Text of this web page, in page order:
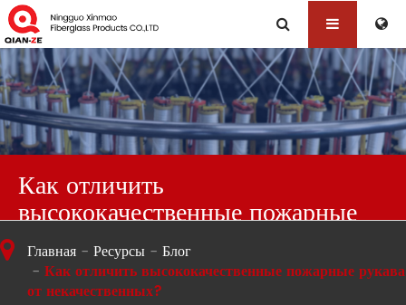
Как отличить
высококачественные пожарные
рукава от некачественных?
Главная Ресурсы
Блог
Как отличить высококачественные пожарные рукава
от некачественных?